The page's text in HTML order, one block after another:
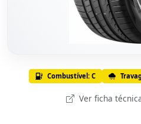
Combustível: C
Ver ficha